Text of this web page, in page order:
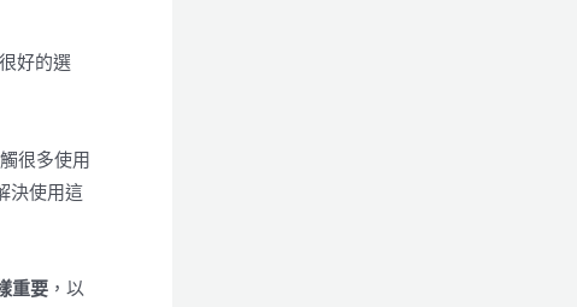
好的選
很多使用
決使用這
重要 ，以